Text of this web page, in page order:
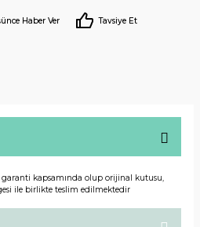
Haber Ver Tavsiye Et
garanti kapsamında olup orijinal kutusu,
ile birlikte teslim edilmektedir